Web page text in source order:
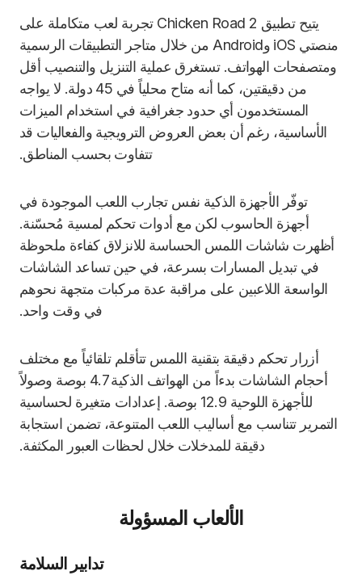
يتيح تطبيق Chicken Road 2 تجربة لعب متكاملة على
منصتي iOS وAndroid من خلال متاجر التطبيقات الرسمية
ومتصفحات الهواتف. تستغرق عملية التنزيل والتنصيب أقل
من دقيقتين، كما أنه متاح محلياً في 45 دولة. لا يواجه
المستخدمون أي حدود جغرافية في استخدام الميزات
الأساسية، رغم أن بعض العروض الترويجية والفعاليات قد
تتفاوت بحسب المناطق.
توفّر الأجهزة الذكية نفس تجارب اللعب الموجودة في
أجهزة الحاسوب لكن مع أدوات تحكم لمسية مُحسّنة.
أظهرت شاشات اللمس الحساسة للانزلاق كفاءة ملحوظة
في تبديل المسارات بسرعة، في حين تساعد الشاشات
الواسعة اللاعبين على مراقبة عدة مركبات متجهة نحوهم
في وقت واحد.
أزرار تحكم دقيقة بتقنية اللمس تتأقلم تلقائياً مع مختلف
أحجام الشاشات بدءاً من الهواتف الذكية 4.7 بوصة وصولاً
للأجهزة اللوحية 12.9 بوصة. إعدادات متغيرة لحساسية
التمرير تتناسب مع أساليب اللعب المتنوعة، تضمن استجابة
دقيقة للمدخلات خلال لحظات العبور المكثفة.
الألعاب المسؤولة
تدابير السلامة